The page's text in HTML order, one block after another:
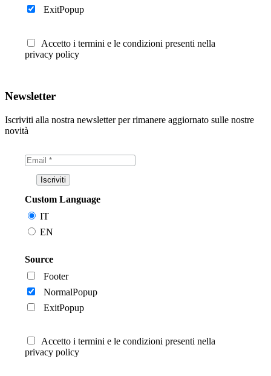
ExitPopup
Accetto i termini e le condizioni presenti nella
privacy policy
Newsletter
Iscriviti alla nostra newsletter per rimanere aggiornato sulle nostre
novità
Custom Language
IT
EN
Source
Footer
NormalPopup
ExitPopup
Accetto i termini e le condizioni presenti nella
privacy policy